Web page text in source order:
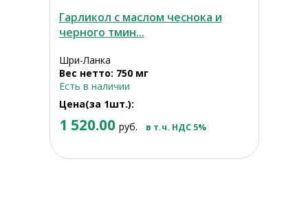
Гарликол с маслом чеснока и
черного тмин...
Шри-Ланка
Вес нетто: 750 мг
Есть в наличии
Цена(за 1шт.):
1 520.00 руб. в т.ч. НДС 5%